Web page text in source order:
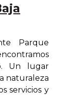
Parque
Un lugar
naturaleza
servicios y